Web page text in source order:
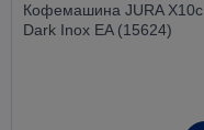
Кофемашина JURA X10c
Dark Inox EA (15624)